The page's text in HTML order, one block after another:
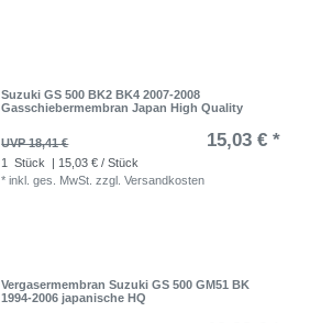
Suzuki GS 500 BK2 BK4 2007-2008
Gasschiebermembran Japan High Quality
UVP 18,41 € 15,03 € *
1 Stück
| 15,03 € / Stück
*inkl. ges. MwSt. zzgl.Versandkosten
Vergasermembran Suzuki GS 500 GM51 BK
1994-2006 japanische HQ